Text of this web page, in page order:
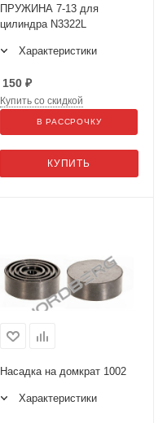
ПРУЖИНА 7-13 для
цилиндра N3322L
Характеристики
150 ₽
КУПИТЬ
Купить со скидкой
В РАССРОЧКУ
Насадка на домкрат 1002
Характеристики